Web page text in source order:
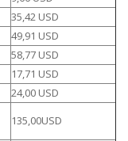
35,42 USD
49,91 USD
58,77 USD
17,71 USD
24,00 USD
135,00USD